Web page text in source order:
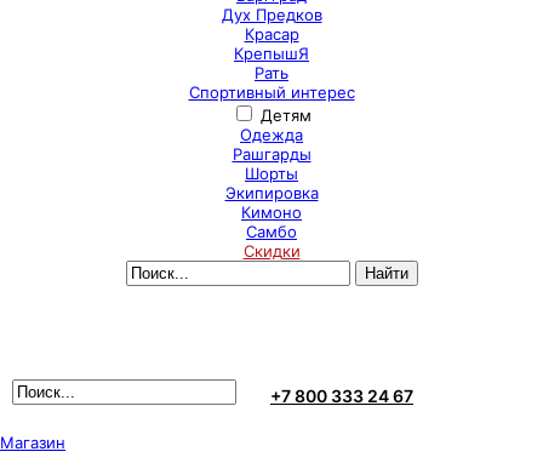
Дух Предков
Красар
КрепышЯ
Рать
Спортивный интерес
Детям
Одежда
Рашгарды
Шорты
Экипировка
Кимоно
Самбо
Скидки
+7 800 333 24 67
Магазин